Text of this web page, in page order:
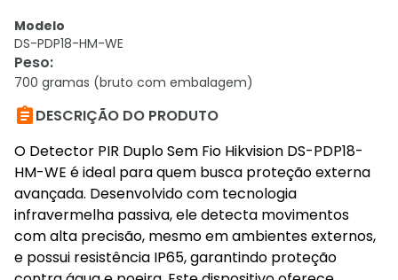
Modelo
DS-PDP18-HM-WE
Peso:
700 gramas (bruto com embalagem)
DESCRIÇÃO DO PRODUTO
O Detector PIR Duplo Sem Fio Hikvision DS-PDP18-
HM-WE é ideal para quem busca proteção externa
avançada. Desenvolvido com tecnologia
infravermelha passiva, ele detecta movimentos
com alta precisão, mesmo em ambientes externos,
e possui resistência IP65, garantindo proteção